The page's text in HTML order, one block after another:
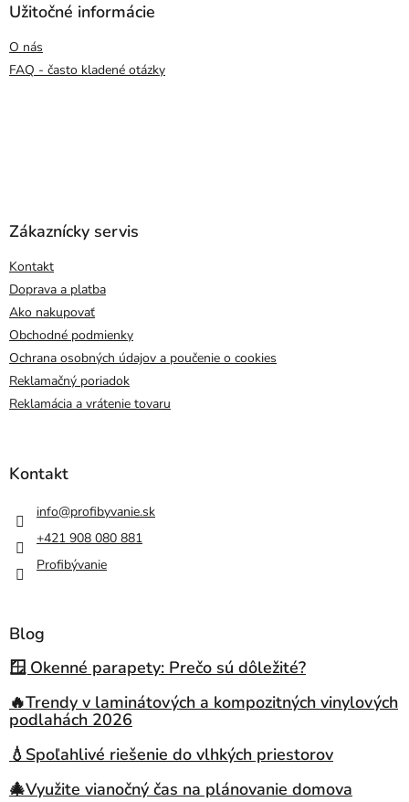
Užitočné informácie
O nás
FAQ - často kladené otázky
Zákaznícky servis
Kontakt
Doprava a platba
Ako nakupovať
Obchodné podmienky
Ochrana osobných údajov a poučenie o cookies
Reklamačný poriadok
Reklamácia a vrátenie tovaru
Kontakt
info@profibyvanie.sk
+421 908 080 881
Profibývanie
Blog
🪟 Okenné parapety: Prečo sú dôležité?
🔥Trendy v laminátových a kompozitných vinylových
podlahách 2026
💧Spoľahlivé riešenie do vlhkých priestorov
🎄Využite vianočný čas na plánovanie domova